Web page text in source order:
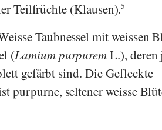
Teilfrüchte (Klausen).5
Taubnessel mit weissen
(Lamium purpuremL.), deren
gefärbt sind. Die Gefleckte
purpurne, seltener weisse